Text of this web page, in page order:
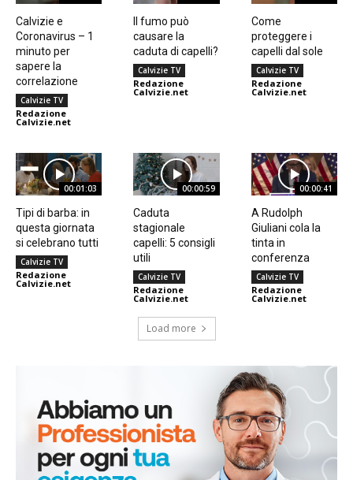
Calvizie e
Coronavirus – 1
minuto per
sapere la
correlazione
Calvizie TV
Redazione
Calvizie.net
Il fumo può
causare la
caduta di capelli?
Calvizie TV
Redazione
Calvizie.net
Come
proteggere i
capelli dal sole
Calvizie TV
Redazione
Calvizie.net
00:01:03
Tipi di barba: in
questa giornata
si celebrano tutti
Calvizie TV
Redazione
Calvizie.net
00:00:59
Caduta
stagionale
capelli: 5 consigli
utili
Calvizie TV
Redazione
Calvizie.net
00:00:41
A Rudolph
Giuliani cola la
tinta in
conferenza
Calvizie TV
Redazione
Calvizie.net
Load more